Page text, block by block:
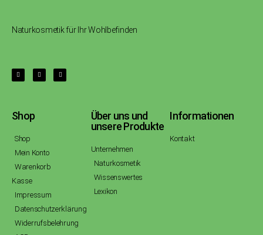
Naturkosmetik für Ihr Wohlbefinden
Shop
Shop
Mein Konto
Warenkorb
Kasse
Impressum
Datenschutzerklärung
Widerrufsbelehrung
Über uns und
unsere Produkte
Unternehmen
Naturkosmetik
Wissenswertes
Lexikon
Informationen
Kontakt